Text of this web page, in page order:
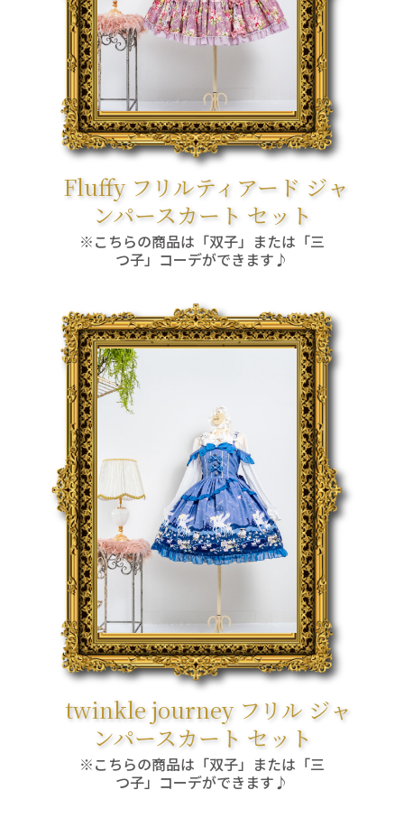
Fluffy フリルティアード ジャ
ンパースカート セット
※こちらの商品は「双子」または「三
つ子」コーデができます♪
twinkle journey フリル ジャ
ンパースカート セット
※こちらの商品は「双子」または「三
つ子」コーデができます♪